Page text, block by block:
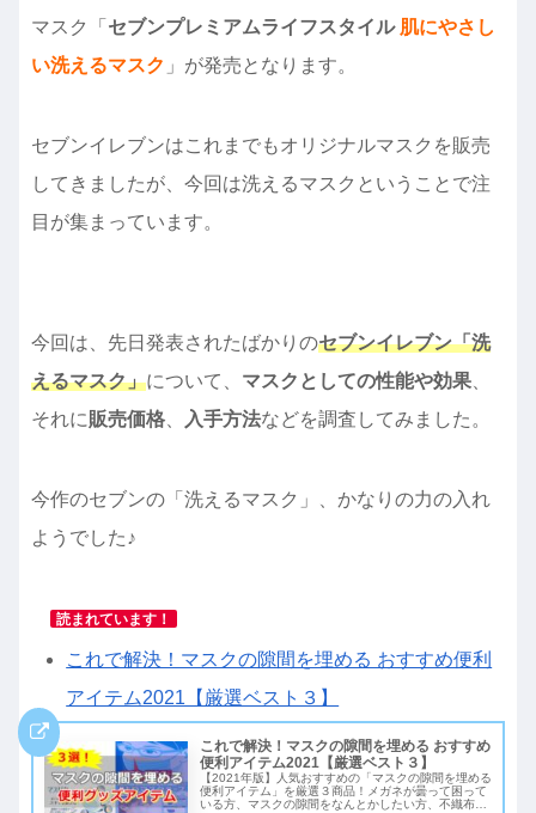
マスク「 セブンプレミアムライフスタイル 肌にやさし
い洗えるマスク 」が発売となります。
セブンイレブンはこれまでもオリジナルマスクを販売
してきましたが、今回は洗えるマスクということで注
目が集まっています。
今回は、先日発表されたばかりのセブンイレブン「洗
えるマスク」について、 マスクとしての性能や効果
それに販売価格 入手方法などを調査してみました。
今作のセブンの「洗えるマスク」、かなりの力の入れ
ようでした♪
読まれています！
これで解決！マスクの隙間を埋める おすすめ便利
アイテム2021【厳選ベスト３】
これで解決！マスクの隙間を埋める おすすめ
便利アイテム2021【厳選ベスト３】
【2021年版】人気おすすめの「マスクの隙間を埋める
便利アイテム」を厳選３商品！メガネが曇って困って
いる方、マスクの隙間をなんとかしたい方、不織布マ